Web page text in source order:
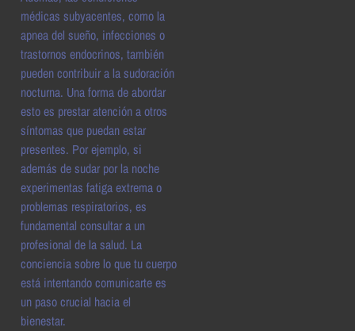
médicas subyacentes, como la
apnea del sueño, infecciones o
trastornos endocrinos, también
pueden contribuir a la sudoración
nocturna. Una forma de abordar
esto es prestar atención a otros
síntomas que puedan estar
presentes. Por ejemplo, si
además de sudar por la noche
experimentas fatiga extrema o
problemas respiratorios, es
fundamental consultar a un
profesional de la salud. La
conciencia sobre lo que tu cuerpo
está intentando comunicarte es
un paso crucial hacia el
bienestar.